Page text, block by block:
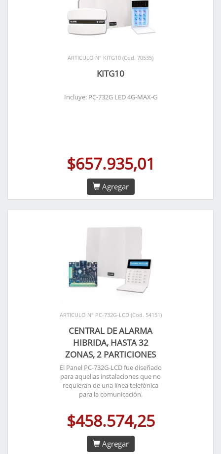
ARTICULO N° KITG10 (Cod. 70535)
KITG10
Incluye: PC-732G LED 4G-MAX-G
$657.935,01
Agregar
ARTICULO N° PC-732G-LCD (Cod. 54151)
CENTRAL DE ALARMA
HIBRIDA, HASTA 32
ZONAS, 2 PARTICIONES
El Panel PC-732G-LCD fue diseñado
para aquellas instalaciones que no
requieran de una línea telefónica
para la comunicación.
$458.574,25
Agregar